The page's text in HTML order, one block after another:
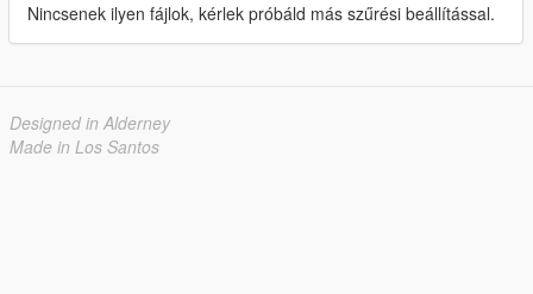
Nincsenek ilyen fájlok, kérlek próbáld más szűrési beállítással.
Designed in Alderney
Made in Los Santos